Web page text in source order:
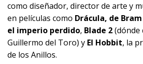
como diseñador, director de arte y
en películas como Drácula, de
el imperio perdido, Blade 2(dónde
Guillermo del Toro) y El Hobbit, la
de los Anillos.